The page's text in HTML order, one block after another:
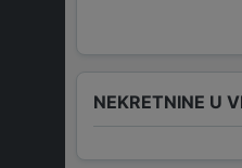
NEKRETNINE U